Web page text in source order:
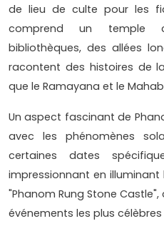
de lieu de culte pour les
comprend un temple
bibliothèques, des allées
racontent des histoires de
que le Ramayana et le
Un aspect fascinant de
avec les phénomènes
certaines dates
impressionnant en
"Phanom Rung Stone
événements les plus célèbres